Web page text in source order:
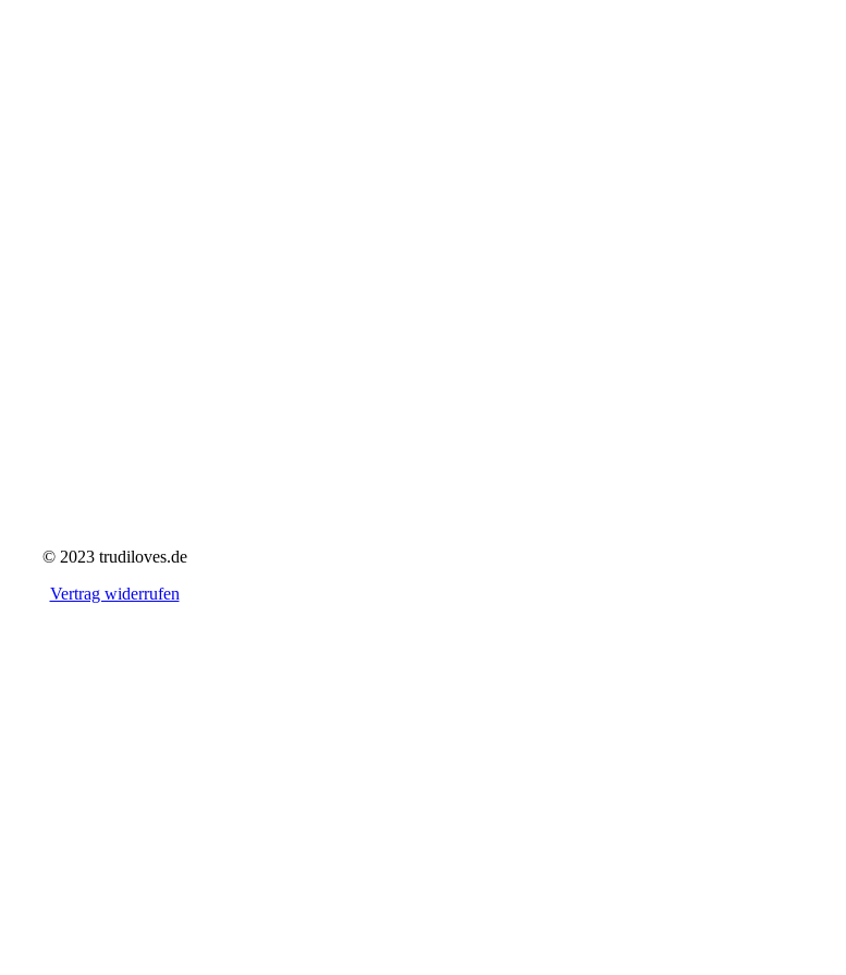
© 2023 trudiloves.de
Vertrag widerrufen